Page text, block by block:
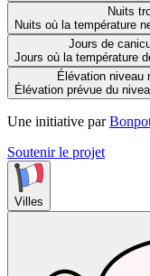
Nuits
Nuits où la température
Jours de
Jours où la température
Élévation niveau
Élévation prévue du
Une initiative par
Soutenir le projet
Villes